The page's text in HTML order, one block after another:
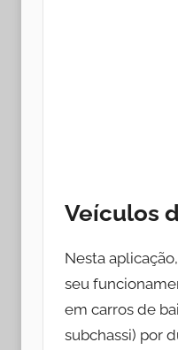
Veículos
Nesta
seu
em carros de
subchassi) por